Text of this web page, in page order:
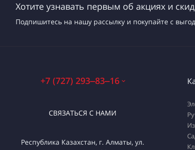
Хотите узнавать первым об акциях и
Подпишитесь на нашу рассылку и покупайте с
+7 (727) 293‒83‒16
СВЯЗАТЬСЯ С НАМИ
Республика Казахстан, г. Алматы, ул.